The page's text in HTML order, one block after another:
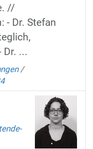
//
- Dr. Stefan
Dr. ...
/